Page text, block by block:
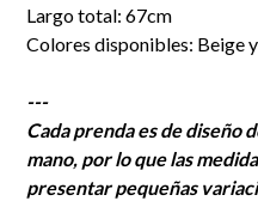
Largo total: 67cm
Colores disponibles: Beige
---
Cada prenda es de diseño
mano, por lo que las
presentar pequeñas